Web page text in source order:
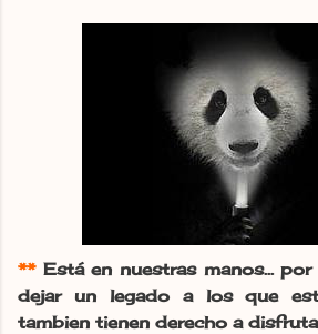
**Está en nuestras manos...
dejar un legado a los que
tambien tienen derecho a